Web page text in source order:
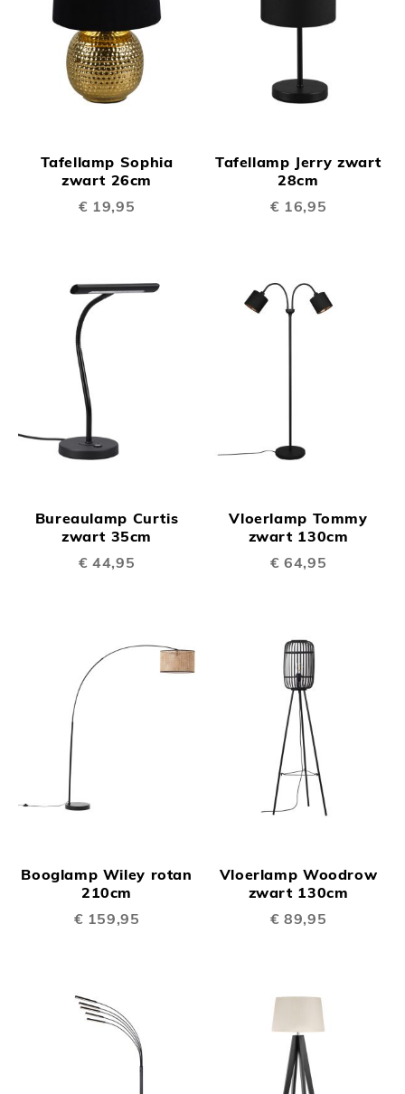
Tafellamp Sophia
zwart 26cm
€ 19,95
Tafellamp Jerry zwart
28cm
€ 16,95
Bureaulamp Curtis
zwart 35cm
€ 44,95
Vloerlamp Tommy
zwart 130cm
€ 64,95
Booglamp Wiley rotan
210cm
€ 159,95
Vloerlamp Woodrow
zwart 130cm
€ 89,95